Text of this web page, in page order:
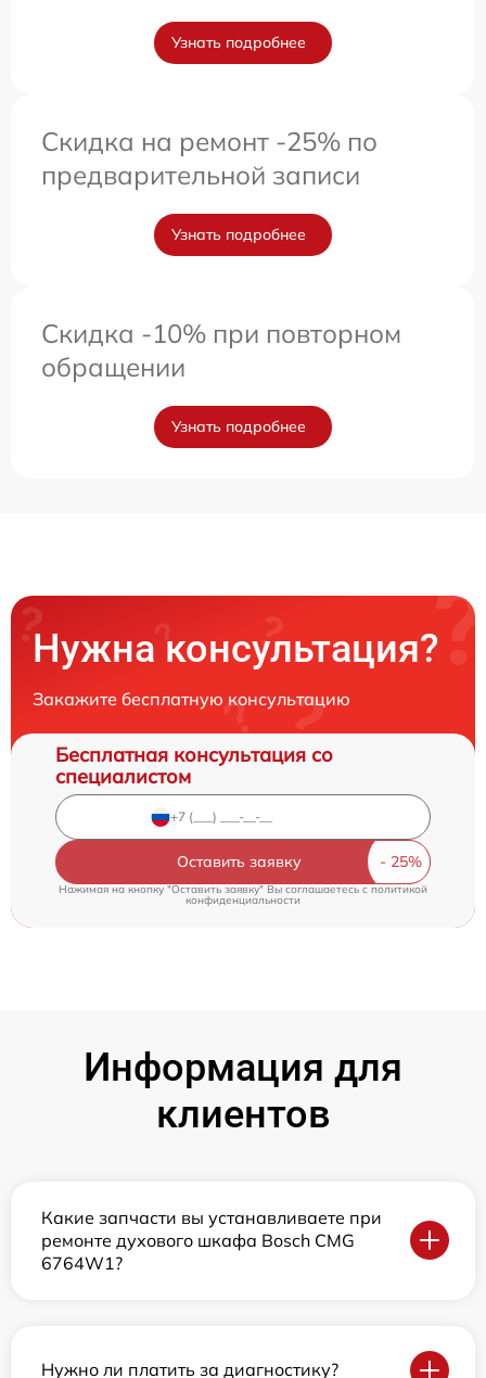
Узнать подробнее
Скидка на ремонт -25% по
предварительной записи
Узнать подробнее
Скидка -10% при повторном
обращении
Узнать подробнее
Нужна консультация?
Закажите бесплатную консультацию
Бесплатная консультация со
специалистом
Оставить заявку
Нажимая на кнопку "Оставить заявку" Вы соглашаетесь cполитикой
конфиденциальности
Информация для
клиентов
Какие запчасти вы устанавливаете при
ремонте духового шкафа Bosch CMG
6764W1?
Нужно ли платить за диагностику?